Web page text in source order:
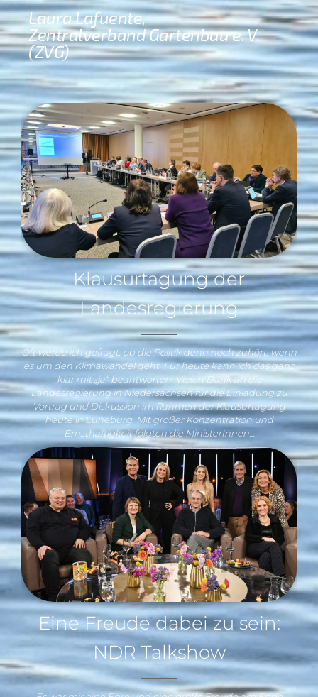
Laura Lafuente,
Zentralverband Gartenbau e. V.
(ZVG)
Klausurtagung der
Landesregierung
Oft werde ich gefragt, ob die Politik denn noch zuhört, wenn
es um den Klimawandel geht. Für heute kann ich das ganz
klar mit „ja“ beantworten. Vielen Dank an die
Landesregierung in Niedersachsen für die Einladung zu
Vortrag und Diskussion im Rahmen der Klausurtagung
heute in Lüneburg. Mit großer Konzentration und
Ernsthaftigkeit folgten die MinisterInnen…
Eine Freude dabei zu sein:
NDR Talkshow